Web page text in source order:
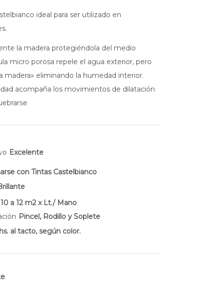
ideal para ser utilizado en
la madera protegiéndola del medio
micro porosa repele el agua exterior, pero
madera» eliminando la humedad interior.
acompaña los movimientos de dilatación
Excelente
con Tintas Castelbianco
10 a 12 m2 x Lt./ Mano
Pincel, Rodillo y Soplete
al tacto, según color.